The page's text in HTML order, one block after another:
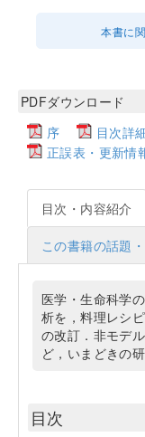
本書に
PDFダウンロード
序
目次詳
正誤表・更新情
目次・内容紹介
この書籍の話題
医学・生命科学
析を，料理レシ
の改訂．非モデ
ど，いまどきの
目次